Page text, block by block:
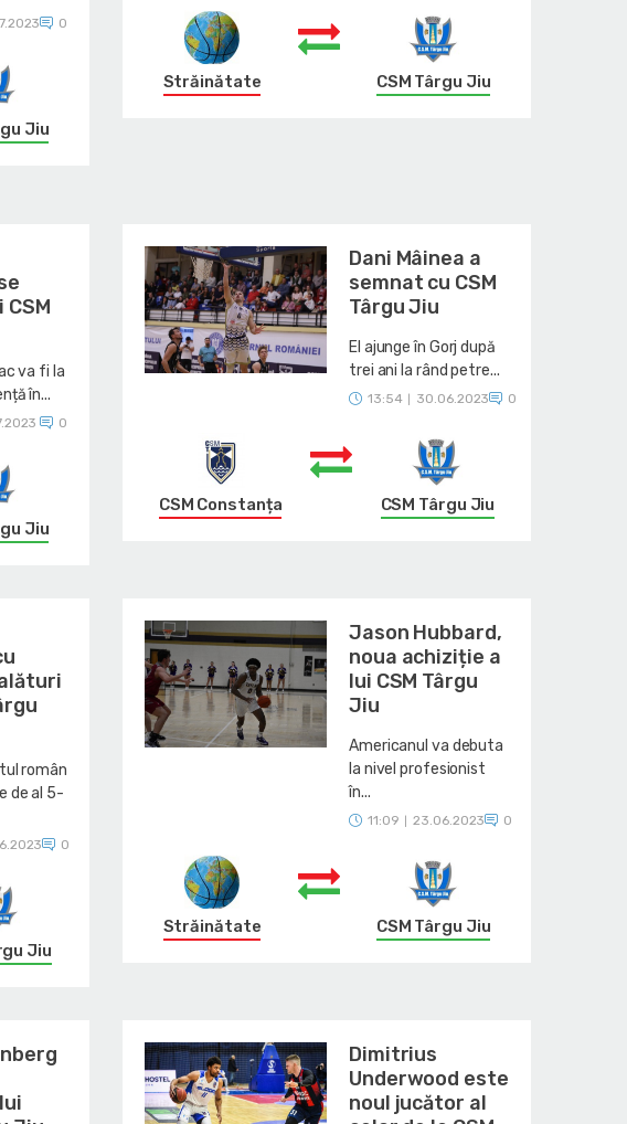
0
Jiu
Străinătate CSM Târgu Jiu
va fi la
în...
0
Jiu
Dani Mâinea a
semnat cu CSM
Târgu Jiu
El ajunge în Gorj după
trei ani la rând petre...
13:54 30.06.2023 0
CSM Constanța CSM Târgu Jiu
român
de al 5-
0
Jiu
Jason Hubbard,
noua achiziție a
lui CSM Târgu
Jiu
Americanul va debuta
la nivel profesionist
în...
11:09 23.06.2023 0
Străinătate CSM Târgu Jiu
Dimitrius
Underwood este
noul jucător al